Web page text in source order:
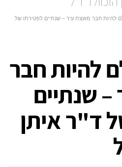
להיות חבר מועצת עיר – שנתיים לפטירתו של
להיות חבר
שנתיים
ד"ר איתן